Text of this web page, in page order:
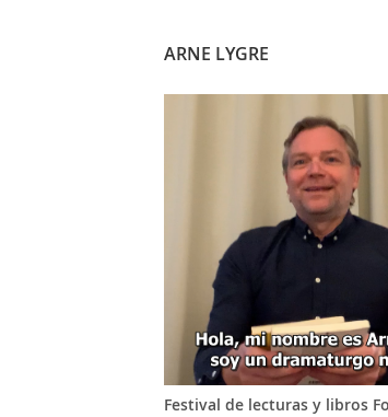
ARNE LYGRE
Festival de lecturas y libros